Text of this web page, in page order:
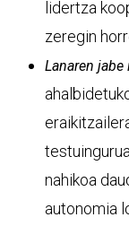
lidertza
zeregin
Lanaren
nahikoa
autonomia